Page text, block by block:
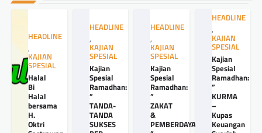
HEADLINE
,
KAJIAN
SPESIAL
Halal
Bi
Halal
bersama
H.
Oktri
HEADLINE
,
KAJIAN
SPESIAL
Kajian
Spesial
Ramadhan:
”
TANDA-
TANDA
SUKSES
HEADLINE
,
KAJIAN
SPESIAL
Kajian
Spesial
Ramadhan:
”
ZAKAT
&
PEMBERDAYAANNYA
HEADLINE
,
KAJIAN
SPESIAL
Kajian
Spesial
Ramadhan:
”
KURMA
–
Kupas
Keuangan